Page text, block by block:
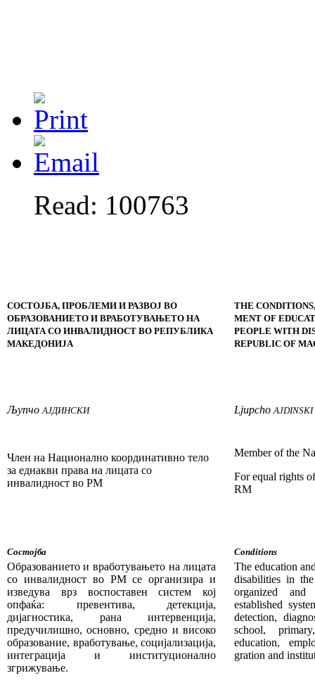
Read: 100763
СОСТОЈБА, ПРОБЛЕМИ И РАЗВОЈ ВО
ОБРАЗОВАНИЕТО И ВРАБОТУВАЊЕТО НА
ЛИЦАТА СО ИНВАЛИДНОСТ ВО РЕПУБЛИКА
МАКЕДОНИЈА
Љупчо АЈДИНСКИ
Член на Национално координативно тело
за еднакви права на лицата со
инвалидност во РМ
THE
MENT OF
PEOPLE WITH
REPUBLIC
Ljupcho AJDINSKI
Member of the
For equal rights
RM
Состојба Conditions
Образованието и вработувањето на лицата
со ин­валидност во РМ се организира и
изведува врз воспоставен систем кој
опфаќа: превентива, детекција,
дијагностика, рана интервенција,
предучилишно, основно, средно и високо
образование, вработување, социјализација,
интеграција и институционално
згрижување.­­­­­­­­­­
The education
dis­abilities in
organized
established
detection,
school,
education,
gration and